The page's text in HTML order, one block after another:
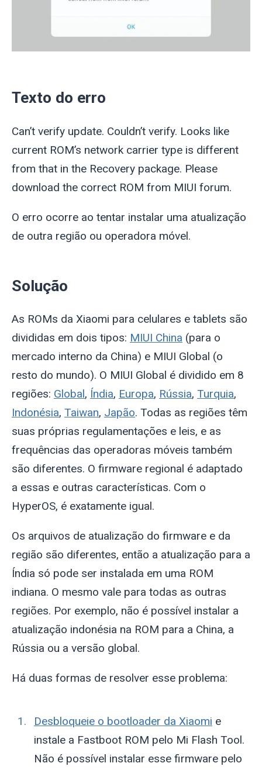
Texto do erro
Can’t verify update. Couldn’t verify. Looks like
current ROM’s network carrier type is different
from that in the Recovery package. Please
download the correct ROM from MIUI forum.
O erro ocorre ao tentar instalar uma atualização
de outra região ou operadora móvel.
Solução
As ROMs da Xiaomi para celulares e tablets são
divididas em dois tipos: MIUI China (para o
mercado interno da China) e MIUI Global (o
resto do mundo). O MIUI Global é dividido em 8
regiões: Global, Índia, Europa, Rússia, Turquia,
Indonésia, Taiwan, Japão. Todas as regiões têm
suas próprias regulamentações e leis, e as
frequências das operadoras móveis também
são diferentes. O firmware regional é adaptado
a essas e outras características. Com o
HyperOS, é exatamente igual.
Os arquivos de atualização do firmware e da
região são diferentes, então a atualização para a
Índia só pode ser instalada em uma ROM
indiana. O mesmo vale para todas as outras
regiões. Por exemplo, não é possível instalar a
atualização indonésia na ROM para a China, a
Rússia ou a versão global.
Há duas formas de resolver esse problema:
Desbloqueie o bootloader da Xiaomi e
instale a Fastboot ROM pelo Mi Flash Tool.
Não é possível instalar esse firmware pelo